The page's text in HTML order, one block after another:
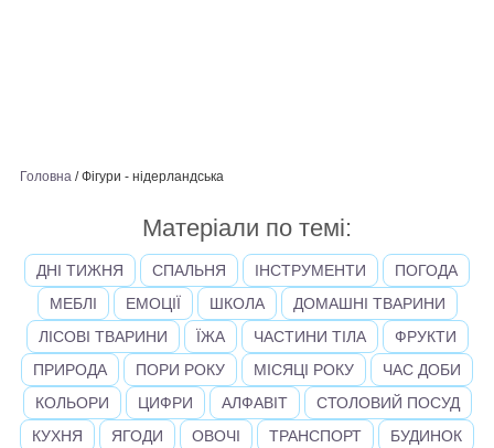
Головна / Фігури - нідерландська
Матеріали по темі:
ДНІ ТИЖНЯ СПАЛЬНЯ ІНСТРУМЕНТИ
ПОГОДА
МЕБЛІ
ЕМОЦІЇ ШКОЛА
ДОМАШНІ ТВАРИНИ
ЛІСОВІ ТВАРИНИ
ЇЖА ЧАСТИНИ ТІЛА
ФРУКТИ
ПРИРОДА
ПОРИ РОКУ МІСЯЦІ РОКУ
ЧАС ДОБИ
КОЛЬОРИ
ЦИФРИ АЛФАВІТ
СТОЛОВИЙ ПОСУД
КУХНЯ
ЯГОДИ ОВОЧІ ТРАНСПОРТ
БУДИНОК